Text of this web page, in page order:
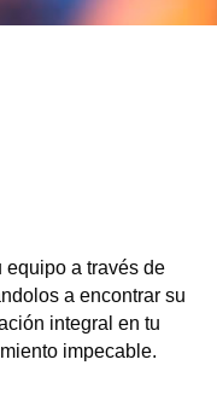
equipo a través de
a encontrar su
integral en tu
impecable.